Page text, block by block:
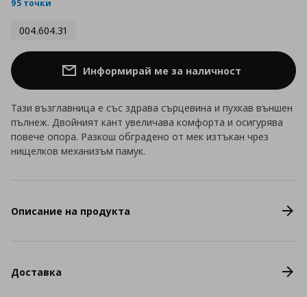
95 точки
004.604.31
Информирай ме за наличност
Тази възглавница е със здрава сърцевина и пухкав външен
пълнеж. Двойният кант увеличава комфорта и осигурява
повече опора. Разкош обградено от мек изтъкан чрез
нищелков механизъм памук.
Описание на продукта
Доставка